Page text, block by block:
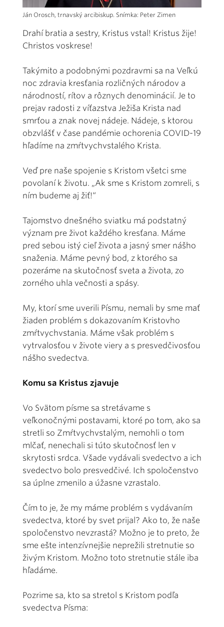
Ján Orosch, trnavský arcibiskup. Snímka: Peter Zimen
Drahí bratia a sestry, Kristus vstal! Kristus žije!
Christos voskrese!
Takýmito a podobnými pozdravmi sa na Veľkú
noc zdravia kresťania rozličných národov a
národností, rítov a rôznych denominácií. Je to
prejav radosti z víťazstva Ježiša Krista nad
smrťou a znak novej nádeje. Nádeje, s ktorou
obzvlášť v čase pandémie ochorenia COVID-19
hľadíme na zmŕtvychvstalého Krista.
Veď pre naše spojenie s Kristom všetci sme
povolaní k životu. „Ak sme s Kristom zomreli, s
ním budeme aj žiť!“
Tajomstvo dnešného sviatku má podstatný
význam pre život každého kresťana. Máme
pred sebou istý cieľ života a jasný smer nášho
snaženia. Máme pevný bod, z ktorého sa
pozeráme na skutočnosť sveta a života, zo
zorného uhla večnosti a spásy.
My, ktorí sme uverili Písmu, nemali by sme mať
žiaden problém s dokazovaním Kristovho
zmŕtvychvstania. Máme však problém s
vytrvalosťou v živote viery a s presvedčivosťou
nášho svedectva.
Komu sa Kristus zjavuje
Vo Svätom písme sa stretávame s
veľkonočnými postavami, ktoré po tom, ako sa
stretli so Zmŕtvychvstalým, nemohli o tom
mlčať, nenechali si túto skutočnosť len v
skrytosti srdca. Všade vydávali svedectvo a ich
svedectvo bolo presvedčivé. Ich spoločenstvo
sa úplne zmenilo a úžasne vzrastalo.
Čím to je, že my máme problém s vydávaním
svedectva, ktoré by svet prijal? Ako to, že naše
spoločenstvo nevzrastá? Možno je to preto, že
sme ešte intenzívnejšie neprežili stretnutie so
živým Kristom. Možno toto stretnutie stále iba
hľadáme.
Pozrime sa, kto sa stretol s Kristom podľa
svedectva Písma: